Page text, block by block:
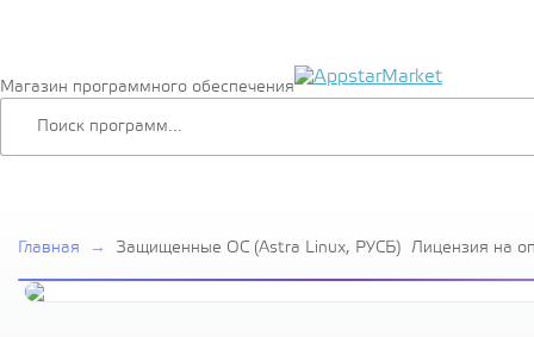
Магазин программного обеспечения
Главная → Защищенные ОС (Astra Linux, РУСБ) Лицензия на